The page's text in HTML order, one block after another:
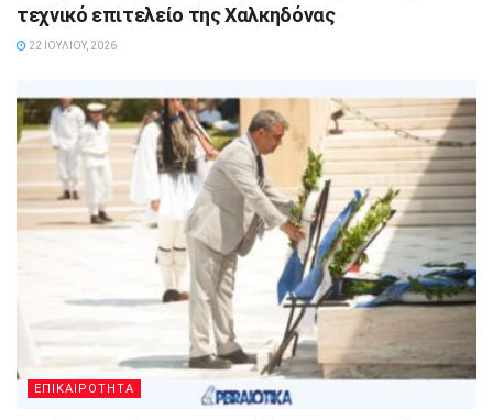
τεχνικό επιτελείο της Χαλκηδόνας
22 ΙΟΥΛΊΟΥ, 2026
ΕΠΙΚΑΙΡΟΤΗΤΑ